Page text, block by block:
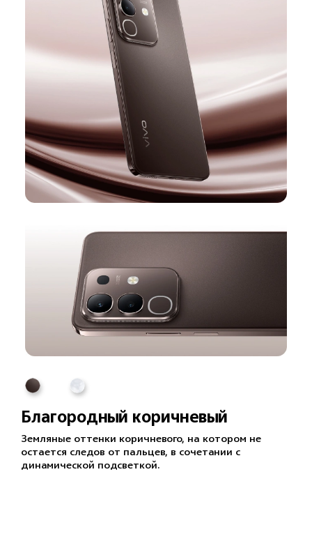
Благородный коричневый
Земляные оттенки коричневого, на котором не
остается следов от пальцев, в сочетании с
динамической подсветкой.